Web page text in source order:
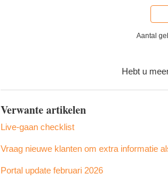
Aantal
Hebt u
Verwante artikelen
Live-gaan checklist
Vraag nieuwe klanten om extra informatie
Portal update februari 2026